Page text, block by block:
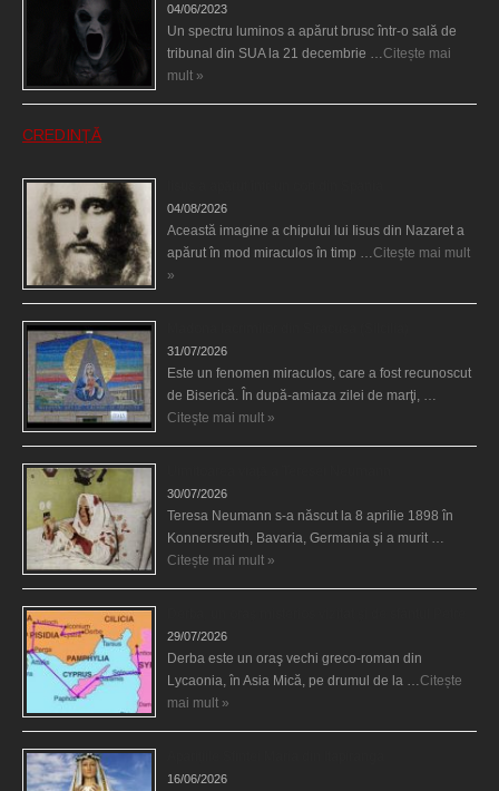
04/06/2023
Un spectru luminos a apărut brusc într-o sală de
tribunal din SUA la 21 decembrie …Citește mai
mult »
CREDINȚĂ
04/08/2026
Această imagine a chipului lui Iisus din Nazaret a
apărut în mod miraculos în timp …Citește mai mult
»
31/07/2026
Este un fenomen miraculos, care a fost recunoscut
de Biserică. În după-amiaza zilei de marţi, …
Citește mai mult »
30/07/2026
Teresa Neumann s-a născut la 8 aprilie 1898 în
Konnersreuth, Bavaria, Germania şi a murit …
Citește mai mult »
29/07/2026
Derba este un oraş vechi greco-roman din
Lycaonia, în Asia Mică, pe drumul de la …Citește
mai mult »
16/06/2026